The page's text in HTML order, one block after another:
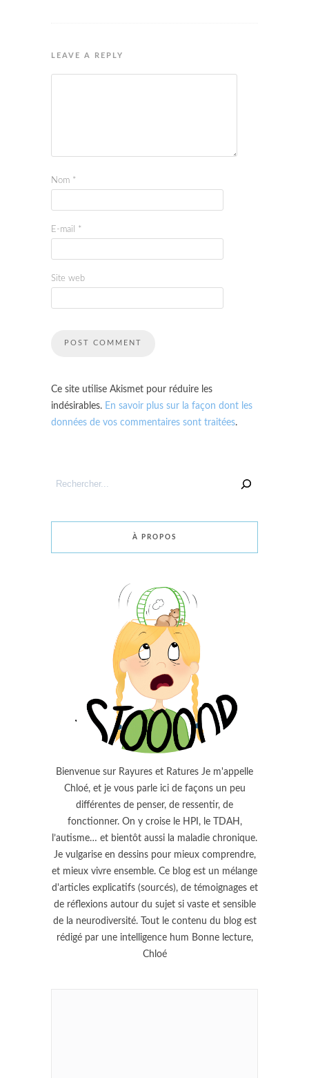
LEAVE A REPLY
Nom *
E-mail *
Site web
Ce site utilise Akismet pour réduire les
indésirables. En savoir plus sur la façon dont les
données de vos commentaires sont traitées.
un
À PROPOS
Bienvenue sur Rayures et Ratures Je m'appelle
Chloé, et je vous parle ici de façons un peu
différentes de penser, de ressentir, de
fonctionner. On y croise le HPI, le TDAH,
l’autisme… et bientôt aussi la maladie chronique.
Je vulgarise en dessins pour mieux comprendre,
et mieux vivre ensemble. Ce blog est un mélange
d'articles explicatifs (sourcés), de témoignages et
de réflexions autour du sujet si vaste et sensible
de la neurodiversité. Tout le contenu du blog est
rédigé par une intelligence hum Bonne lecture,
Chloé